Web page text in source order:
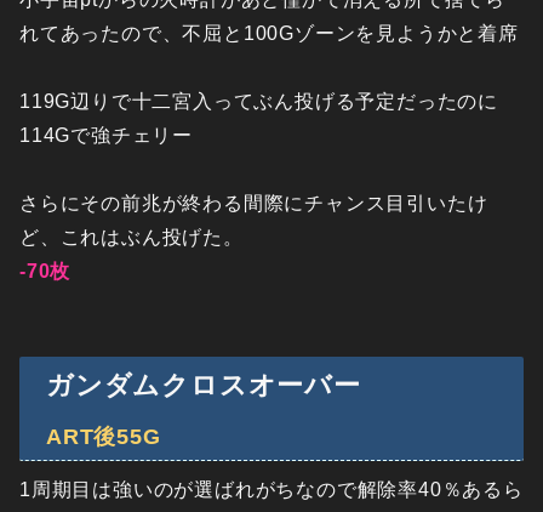
れてあったので、不屈と100Gゾーンを見ようかと着席
119G辺りで十二宮入ってぶん投げる予定だったのに
114Gで強チェリー
さらにその前兆が終わる間際にチャンス目引いたけ
ど、これはぶん投げた。
-70枚
ガンダムクロスオーバー
ART後55G
1周期目は強いのが選ばれがちなので解除率40％あるら